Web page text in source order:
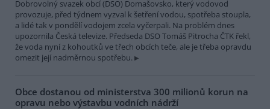
Dobrovolný svazek obcí (DSO) Domašovsko, který vodovod
provozuje, před týdnem vyzval k šetření vodou, spotřeba stoupla,
a lidé tak v pondělí vodojem zcela vyčerpali. Na problém dnes
upozornila Česká televize. Předseda DSO Tomáš Pitrocha ČTK řekl,
že voda nyní z kohoutků ve třech obcích teče, ale je třeba opravdu
omezit její nadměrnou spotřebu.
Obce dostanou od ministerstva 300 milionů korun na
opravu nebo výstavbu vodních nádrží